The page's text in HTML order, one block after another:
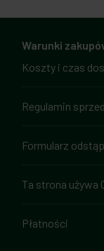
Warunki
Koszty i czas
Regulamin
Formularz
Ta strona używa
Płatności